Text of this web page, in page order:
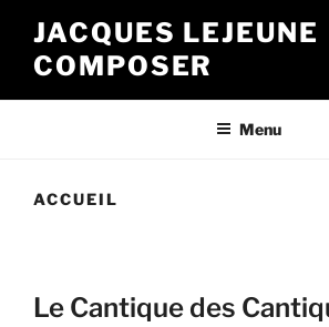
content
JACQUES LEJEUNE
COMPOSER
Menu
ACCUEIL
Le Cantique des